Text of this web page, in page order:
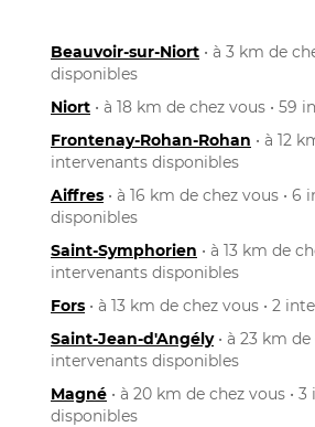
Beauvoir-sur-Niort • à 3 km de
disponibles
Niort • à 18 km de chez vous •
Frontenay-Rohan-Rohan • à 12
intervenants disponibles
Aiffres • à 16 km de chez vous • 6
disponibles
Saint-Symphorien • à 13 km de
intervenants disponibles
Fors • à 13 km de chez vous • 2
Saint-Jean-d'Angély• à 23 km de
intervenants disponibles
Magné • à 20 km de chez vous •
disponibles